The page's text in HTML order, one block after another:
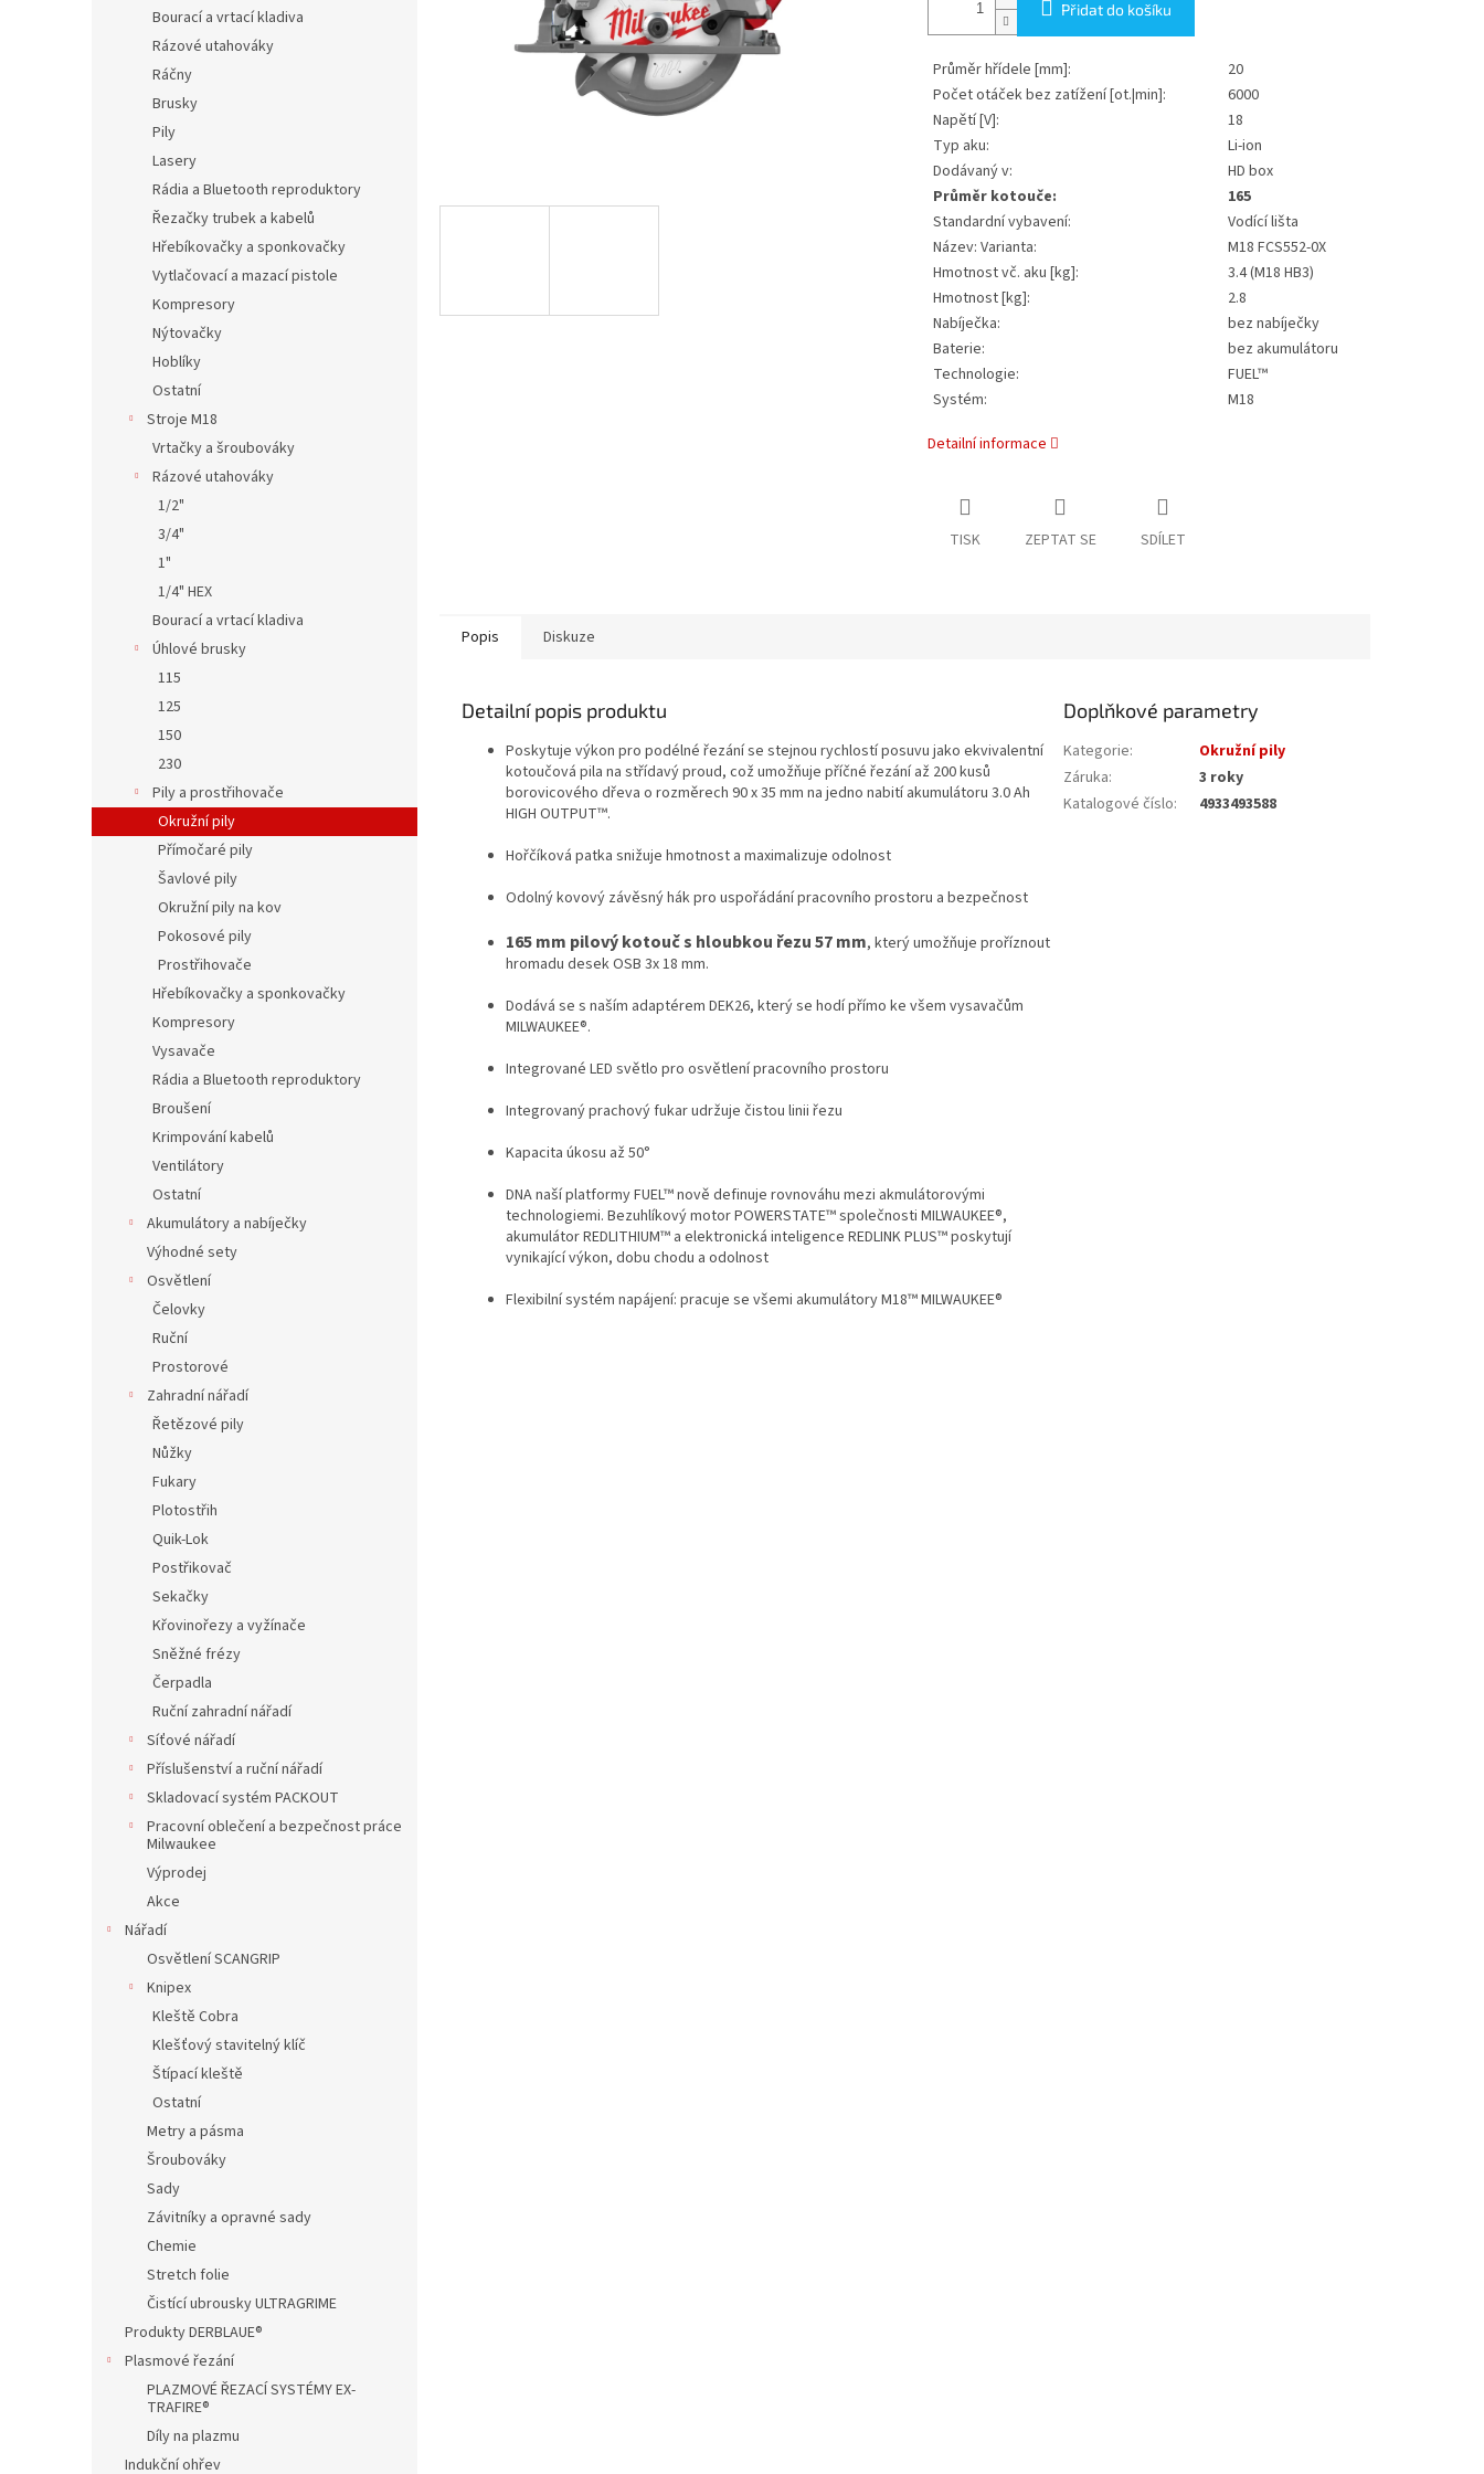
Bourací a vrtací kladiva
Rázové utahováky
Ráčny
Brusky
Pily
Lasery
Rádia a Bluetooth reproduktory
Řezačky trubek a kabelů
Hřebíkovačky a sponkovačky
Vytlačovací a mazací pistole
Kompresory
Nýtovačky
Hoblíky
Ostatní
Stroje M18
Vrtačky a šroubováky
Rázové utahováky
1/2"
3/4"
1"
1/4" HEX
Bourací a vrtací kladiva
Úhlové brusky
115
125
150
230
Pily a prostřihovače
Okružní pily
Přímočaré pily
Šavlové pily
Okružní pily na kov
Pokosové pily
Prostřihovače
Hřebíkovačky a sponkovačky
Kompresory
Vysavače
Rádia a Bluetooth reproduktory
Broušení
Krimpování kabelů
Ventilátory
Ostatní
Akumulátory a nabíječky
Výhodné sety
Osvětlení
Čelovky
Ruční
Prostorové
Zahradní nářadí
Řetězové pily
Nůžky
Fukary
Plotostřih
Quik-Lok
Postřikovač
Sekačky
Křovinořezy a vyžínače
Sněžné frézy
Čerpadla
Ruční zahradní nářadí
Síťové nářadí
Příslušenství a ruční nářadí
Skladovací systém PACKOUT
Pracovní oblečení a bezpečnost práce
Milwaukee
Výprodej
Akce
Nářadí
Osvětlení SCANGRIP
Knipex
Kleště Cobra
Klešťový stavitelný klíč
Štípací kleště
Ostatní
Metry a pásma
Šroubováky
Sady
Závitníky a opravné sady
Chemie
Stretch folie
Čistící ubrousky ULTRAGRIME
Produkty DERBLAUE®
Plasmové řezání
PLAZMOVÉ ŘEZACÍ SYSTÉMY EX-
TRAFIRE®
Díly na plazmu
Indukční ohřev
Přidat do košíku
Průměr hřídele [mm]:
20
Počet otáček bez zatížení [ot.|min]:
6000
Napětí [V]:
18
Typ aku:
Li-ion
Dodávaný v:
HD box
Průměr kotouče:
165
Standardní vybavení:
Vodící lišta
Název: Varianta:
M18 FCS552-0X
Hmotnost vč. aku [kg]:
3.4 (M18 HB3)
Hmotnost [kg]:
2.8
Nabíječka:
bez nabíječky
Baterie:
bez akumulátoru
Technologie:
FUEL™
Systém:
M18
Detailní informace
TISK ZEPTAT SE SDÍLET
Popis Diskuze
Detailní popis produktu
Poskytuje výkon pro podélné řezání se stejnou rychlostí posuvu jako ekvivalentní
kotoučová pila na střídavý proud, což umožňuje příčné řezání až 200 kusů
borovicového dřeva o rozměrech 90 x 35 mm na jedno nabití akumulátoru 3.0 Ah
HIGH OUTPUT™.
Hořčíková patka snižuje hmotnost a maximalizuje odolnost
Odolný kovový závěsný hák pro uspořádání pracovního prostoru a bezpečnost
165 mm pilový kotouč s hloubkou řezu 57 mm, který umožňuje proříznout
hromadu desek OSB 3x 18 mm.
Dodává se s naším adaptérem DEK26, který se hodí přímo ke všem vysavačům
MILWAUKEE®.
Integrované LED světlo pro osvětlení pracovního prostoru
Integrovaný prachový fukar udržuje čistou linii řezu
Kapacita úkosu až 50°
DNA naší platformy FUEL™ nově definuje rovnováhu mezi akmulátorovými
technologiemi. Bezuhlíkový motor POWERSTATE™ společnosti MILWAUKEE®,
akumulátor REDLITHIUM™ a elektronická inteligence REDLINK PLUS™ poskytují
vynikající výkon, dobu chodu a odolnost
Flexibilní systém napájení: pracuje se všemi akumulátoryM18™MILWAUKEE®
Doplňkové parametry
Kategorie:
Okružní pily
Záruka:
3 roky
Katalogové číslo: 4933493588